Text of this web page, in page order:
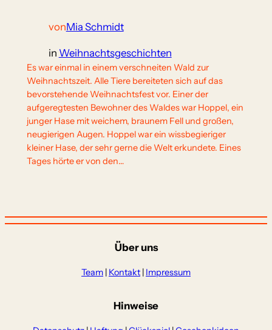
vonMia Schmidt
in Weihnachtsgeschichten
Es war einmal in einem verschneiten Wald zur
Weihnachtszeit. Alle Tiere bereiteten sich auf das
bevorstehende Weihnachtsfest vor. Einer der
aufgeregtesten Bewohner des Waldes war Hoppel, ein
junger Hase mit weichem, braunem Fell und großen,
neugierigen Augen. Hoppel war ein wissbegieriger
kleiner Hase, der sehr gerne die Welt erkundete. Eines
Tages hörte er von den…
Über uns
Team | Kontakt | Impressum
Hinweise